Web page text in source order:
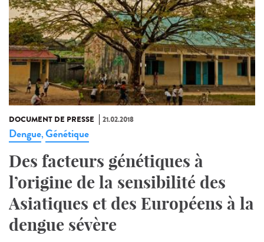
DOCUMENT DE PRESSE 21.02.2018
Dengue,Génétique
Des facteurs génétiques à
l’origine de la sensibilité des
Asiatiques et des Européens à la
dengue sévère